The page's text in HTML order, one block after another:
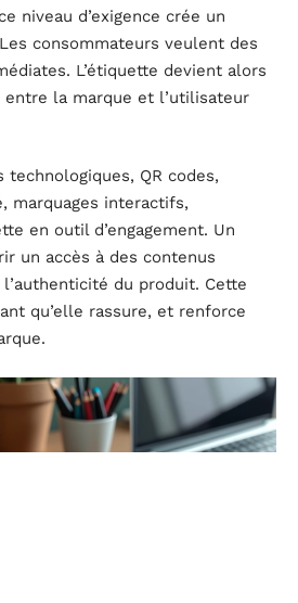
niveau d’exigence crée un
consommateurs veulent des
L’étiquette devient alors
la marque et l’utilisateur
QR codes,
marquages interactifs,
en outil d’engagement. Un
un accès à des contenus
du produit. Cette
qu’elle rassure, et renforce